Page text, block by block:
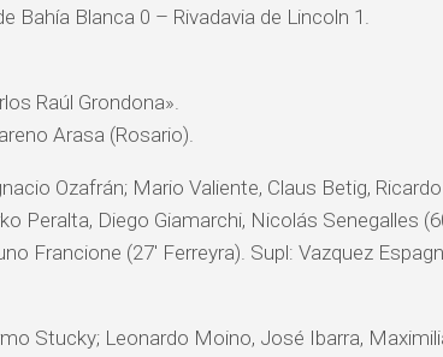
Bahía Blanca 0 – Rivadavia de Lincoln 1.
Raúl Grondona».
Arasa (Rosario).
Ozafrán; Mario Valiente, Claus Betig,
Peralta, Diego Giamarchi, Nicolás Senegalles
Francione (27′ Ferreyra). Supl: Vazquez
Stucky; Leonardo Moino, José Ibarra,